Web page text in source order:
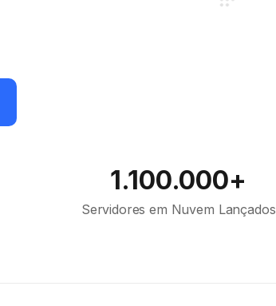
1.100.000+
Servidores em Nuvem Lançados